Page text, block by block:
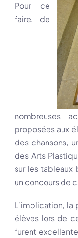
Pour ce
faire, de
nombreuses
proposées aux
des chansons,
des Arts
sur les tableaux
un concours de
L’implication,
élèves lors de
furent